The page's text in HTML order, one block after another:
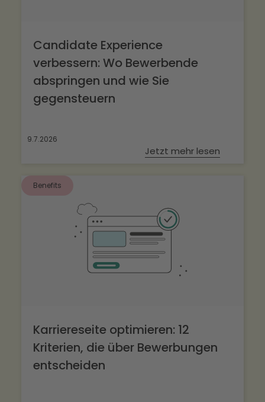
Candidate Experience
verbessern: Wo Bewerbende
abspringen und wie Sie
gegensteuern
9.7.2026
Jetzt mehr lesen
Benefits
Karriereseite optimieren: 12
Kriterien, die über Bewerbungen
entscheiden